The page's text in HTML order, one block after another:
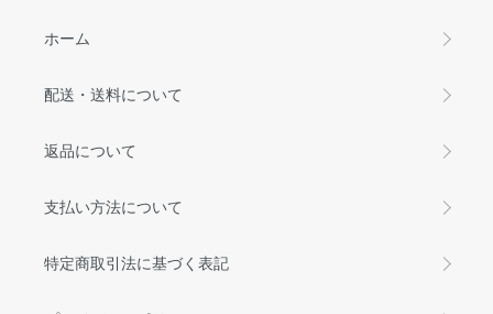
ホーム
配送・送料について
返品について
支払い方法について
特定商取引法に基づく表記